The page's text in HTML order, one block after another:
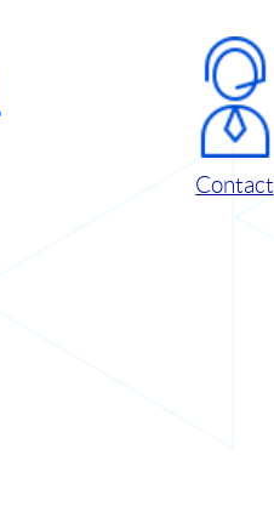
Contact